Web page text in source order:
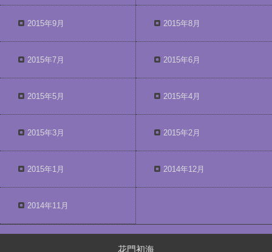
2015年9月 2015年8月
2015年7月 2015年6月
2015年5月 2015年4月
2015年3月 2015年2月
2015年1月 2014年12月
2014年11月
花門初海